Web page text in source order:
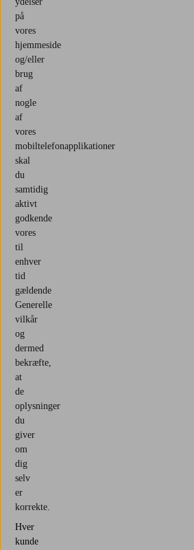
på
vores
hjemmeside
og/eller
brug
af
nogle
af
vores
mobiltelefonapplikationer
skal
du
samtidig
aktivt
godkende
vores
til
enhver
tid
gældende
Generelle
vilkår
og
dermed
bekræfte,
at
de
oplysninger
du
giver
om
dig
selv
er
korrekte.
Hver
kunde